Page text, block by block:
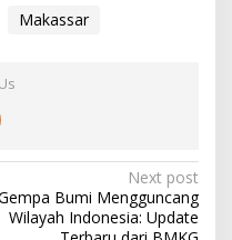
Makassar
Next post
Bumi Mengguncang
Wilayah Indonesia: Update